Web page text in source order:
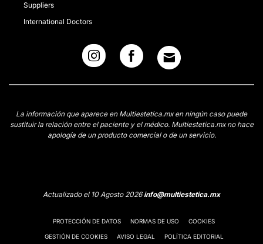
Suppliers
International Doctors
La información que aparece en Multiestetica.mx en ningún caso puede
sustituir la relación entre el paciente y el médico. Multiestetica.mx no hace
apología de un producto comercial o de un servicio.
Actualizado el 10 Agosto 2026info@multiestetica.mx
PROTECCIÓN DE DATOS NORMAS DE USO COOKIES
GESTIÓN DE COOKIES AVISO LEGAL POLÍTICA EDITORIAL